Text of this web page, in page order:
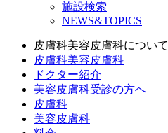
施設検索
NEWS&TOPICS
皮膚科美容皮膚科について
皮膚科美容皮膚科
ドクター紹介
美容皮膚科受診の方へ
皮膚科
美容皮膚科